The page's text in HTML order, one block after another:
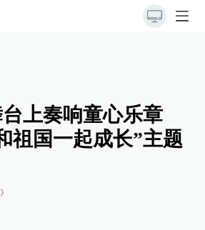
上奏响童心乐章
国一起成长”主题